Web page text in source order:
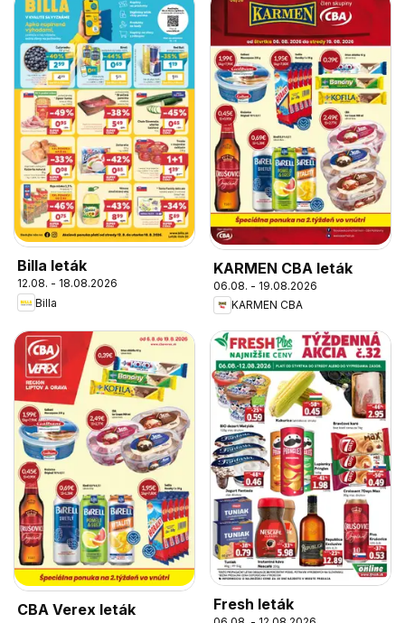
Billa leták
12.08. - 18.08.2026
Billa
KARMEN CBA leták
06.08. - 19.08.2026
KARMEN CBA
CBA Verex leták Fresh leták